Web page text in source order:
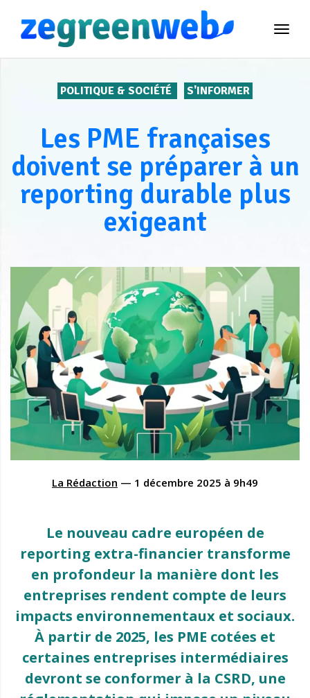
POLITIQUE & SOCIÉTÉ S'INFORMER
Les PME françaises
doivent se préparer à un
reporting durable plus
exigeant
La Rédaction — 1 décembre 2025 à 9h49
Le nouveau cadre européen de
reporting extra-financier transforme
en profondeur la manière dont les
entreprises rendent compte de leurs
impacts environnementaux et sociaux.
À partir de 2025, les PME cotées et
certaines entreprises intermédiaires
devront se conformer à la CSRD, une